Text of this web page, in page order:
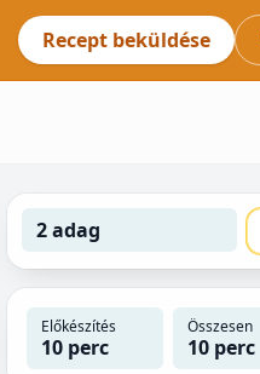
Recept beküldése
2 adag
Előkészítés
10 perc
Összesen
10 perc